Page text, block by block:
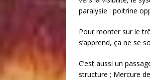
paralysie : poitrine
Pour monter sur le
s’apprend, ça ne se
C’est aussi un
structure ; Mercure